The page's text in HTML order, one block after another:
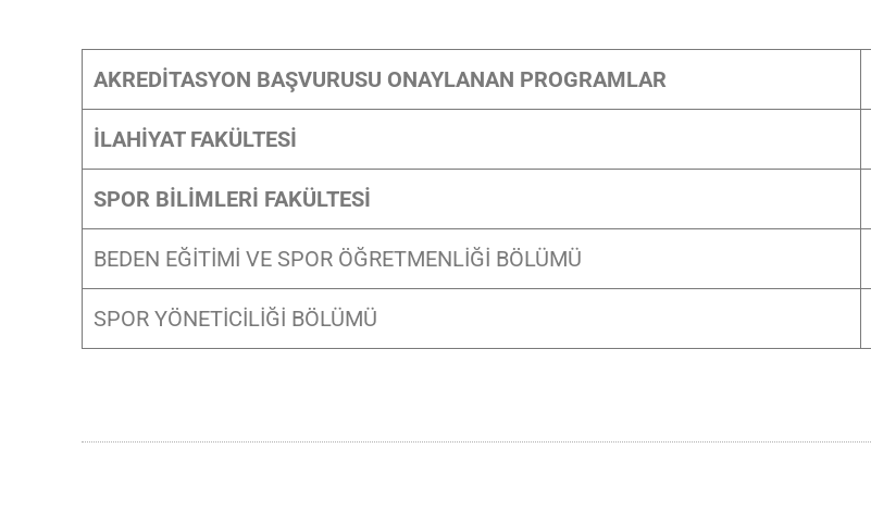
AKREDİTASYON BAŞVURUSU ONAYLANAN PROGRAMLAR
İLAHİYAT FAKÜLTESİ
SPOR BİLİMLERİ FAKÜLTESİ
BEDEN EĞİTİMİ VE SPOR ÖĞRETMENLİĞİ BÖLÜMÜ
SPOR YÖNETİCİLİĞİ BÖLÜMÜ